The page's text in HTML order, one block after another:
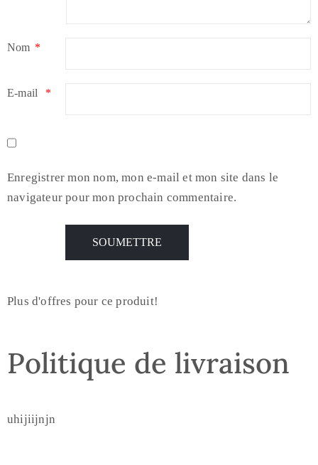
Nom *
E-mail *
Enregistrer mon nom, mon e-mail et mon site dans le
navigateur pour mon prochain commentaire.
Plus d'offres pour ce produit!
Politique de livraison
uhijiijnjn